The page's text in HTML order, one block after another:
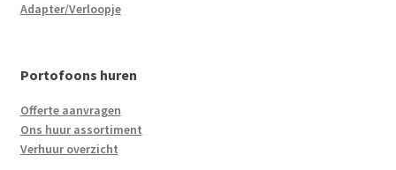
Adapter/Verloopje
Portofoons huren
Offerte aanvragen
Ons huur assortiment
Verhuur overzicht